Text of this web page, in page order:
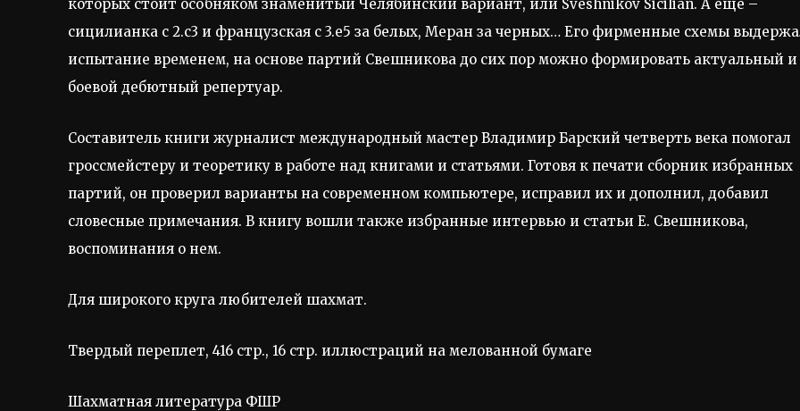
которых стоит особняком знаменитый Челябинский вариант, или Sveshnikov Sicilian. А еще –
сицилианка с 2.с3 и французская с 3.е5 за белых, Меран за черных… Его фирменные схемы
испытание временем, на основе партий Свешникова до сих пор можно формировать актуальный и
боевой дебютный репертуар.
Составитель книги журналист международный мастер Владимир Барский четверть века помогал
гроссмейстеру и теоретику в работе над книгами и статьями. Готовя к печати сборник избранных
партий, он проверил варианты на современном компьютере, исправил их и дополнил, добавил
словесные примечания. В книгу вошли также избранные интервью и статьи Е. Свешникова,
воспоминания о нем.
Для широкого круга любителей шахмат.
Твердый переплет, 416 стр., 16 стр. иллюстраций на мелованной бумаге
Шахматная литература ФШР